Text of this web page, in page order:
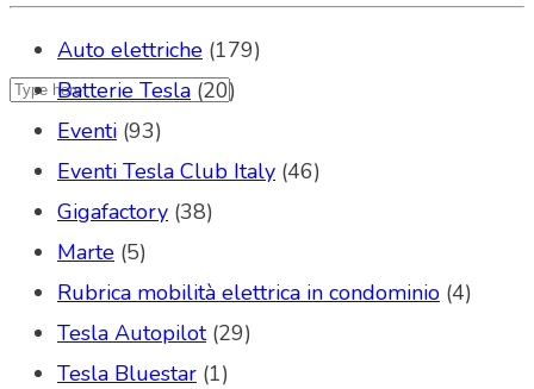
Auto elettriche (179)
Batterie Tesla (20)
Eventi (93)
Eventi Tesla Club Italy (46)
Gigafactory (38)
Marte (5)
Rubrica mobilità elettrica in condominio (4)
Tesla Autopilot(29)
Tesla Bluestar (1)